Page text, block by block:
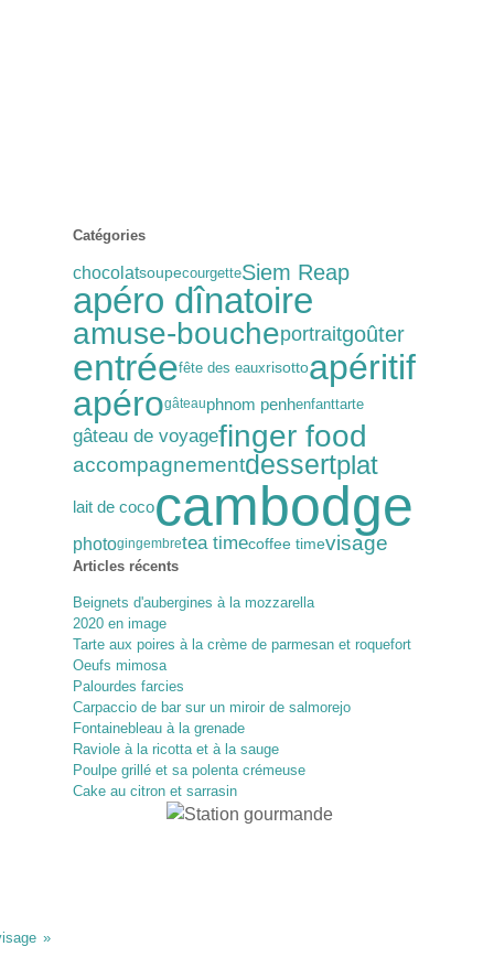
Catégories
chocolatsoupecourgetteSiem Reap
apéro dînatoire
amuse-boucheportraitgoûter
entréefête des eauxrisottoapéritif
apérogâteauphnom penhenfanttarte
gâteau de voyagefinger food
accompagnementdessertplat
lait de cococambodge
photogingembretea timecoffee timevisage
Articles récents
Beignets d'aubergines à la mozzarella
2020 en image
Tarte aux poires à la crème de parmesan et roquefort
Oeufs mimosa
Palourdes farcies
Carpaccio de bar sur un miroir de salmorejo
Fontainebleau à la grenade
Raviole à la ricotta et à la sauge
Poulpe grillé et sa polenta crémeuse
Cake au citron et sarrasin